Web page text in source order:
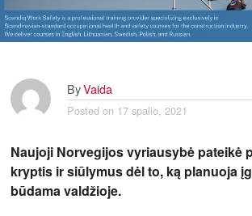
ByVaida
Posted on 17 spalio, 2021
Naujoji Norvegijos vyriausybė pateikė
kryptis ir siūlymus dėl to, ką planuoja
būdama valdžioje.